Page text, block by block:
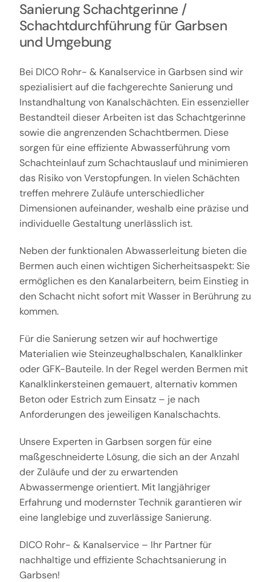
Sanierung Schachtgerinne /
Schachtdurchführung für Garbsen
und Umgebung
Bei DICO Rohr- & Kanalservice in Garbsen sind wir
spezialisiert auf die fachgerechte Sanierung und
Instandhaltung von Kanalschächten. Ein essenzieller
Bestandteil dieser Arbeiten ist das Schachtgerinne
sowie die angrenzenden Schachtbermen. Diese
sorgen für eine effiziente Abwasserführung vom
Schachteinlauf zum Schachtauslauf und minimieren
das Risiko von Verstopfungen. In vielen Schächten
treffen mehrere Zuläufe unterschiedlicher
Dimensionen aufeinander, weshalb eine präzise und
individuelle Gestaltung unerlässlich ist.
Neben der funktionalen Abwasserleitung bieten die
Bermen auch einen wichtigen Sicherheitsaspekt: Sie
ermöglichen es den Kanalarbeitern, beim Einstieg in
den Schacht nicht sofort mit Wasser in Berührung zu
kommen.
Für die Sanierung setzen wir auf hochwertige
Materialien wie Steinzeughalbschalen, Kanalklinker
oder GFK-Bauteile. In der Regel werden Bermen mit
Kanalklinkersteinen gemauert, alternativ kommen
Beton oder Estrich zum Einsatz – je nach
Anforderungen des jeweiligen Kanalschachts.
Unsere Experten in Garbsen sorgen für eine
maßgeschneiderte Lösung, die sich an der Anzahl
der Zuläufe und der zu erwartenden
Abwassermenge orientiert. Mit langjähriger
Erfahrung und modernster Technik garantieren wir
eine langlebige und zuverlässige Sanierung.
DICO Rohr- & Kanalservice – Ihr Partner für
nachhaltige und effiziente Schachtsanierung in
Garbsen!